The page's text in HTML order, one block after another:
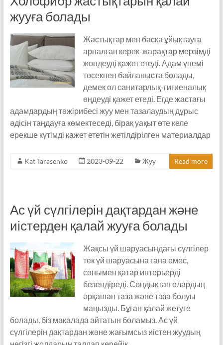
жууға болады
Жастықтар мен басқа ұйықтауға
арналған керек-жарақтар мерзімді
жөндеуді қажет етеді. Адам үнемі
төсекпен байланыста болады,
демек ол санитарлық-гигиеналық
өңдеуді қажет етеді. Егде жастағы
адамдардың тәжірибесі жуу мен тазалаудың дұрыс
әдісін таңдауға көмектеседі, бірақ уақыт өте келе
ерекше күтімді қажет ететін жетілдірілген материалдар
Kat Tarasenko 2023-09-22 Жуу Read more
Ас үй сүлгілерін дақтардан және
иістерден қалай жууға болады
Жақсы үй шаруасындағы сүлгілер
тек үй шаруасына ғана емес,
сонымен қатар интерьерді
безендіреді. Сондықтан олардың
әрқашан таза және таза болуы
маңызды. Бұған қалай жетуге
болады, біз мақалада айтатын боламыз. Ас үй
сүлгілерін дақтардан және жағымсыз иістен жуудың